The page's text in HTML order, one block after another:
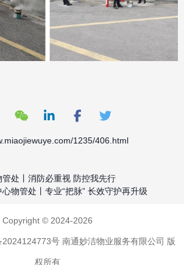
1235/406.html
处丨消防必重视 防控我先行
物管处丨专业“把脉” 长效守护再升级
Copyright © 2024-2026
2024124773号南通妙洁物业服务有限公司 版
权所有